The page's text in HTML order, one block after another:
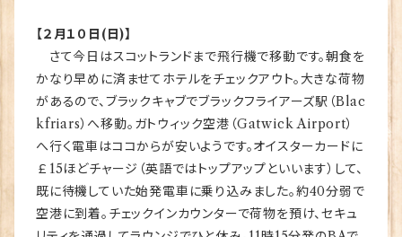
【２月１０日(日)】
さて今日はスコットランドまで飛行機で移動です。朝食を
かなり早めに済ませてホテルをチェックアウト。大きな荷物
があるので、ブラックキャブでブラックフライアーズ駅（Blac
kfriars）へ移動。ガトウィック空港（Gatwick Airport）
へ行く電車はココからが安いようです。オイスターカードに
￡15ほどチャージ（英語ではトップアップといいます）して、
既に待機していた始発電車に乗り込みました。約40分弱で
空港に到着。チェックインカウンターで荷物を預け、セキュ